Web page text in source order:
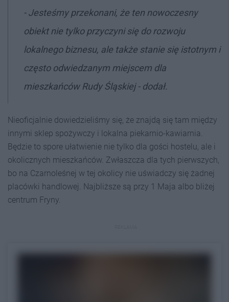
- Jesteśmy przekonani, że ten nowoczesny
obiekt nie tylko przyczyni się do rozwoju
lokalnego biznesu, ale także stanie się istotnym i
często odwiedzanym miejscem dla
mieszkańców Rudy Śląskiej - dodał.
Nieoficjalnie dowiedzieliśmy się, że znajdą się tam między
innymi sklep spożywczy i lokalna piekarnio-kawiarnia.
Będzie to spore ułatwienie nie tylko dla gości hostelu, ale i
okolicznych mieszkańców. Zwłaszcza dla tych pierwszych,
bo na Czarnoleśnej w tej okolicy nie uświadczy się żadnej
placówki handlowej. Najbliższe są przy 1 Maja albo bliżej
centrum Fryny.